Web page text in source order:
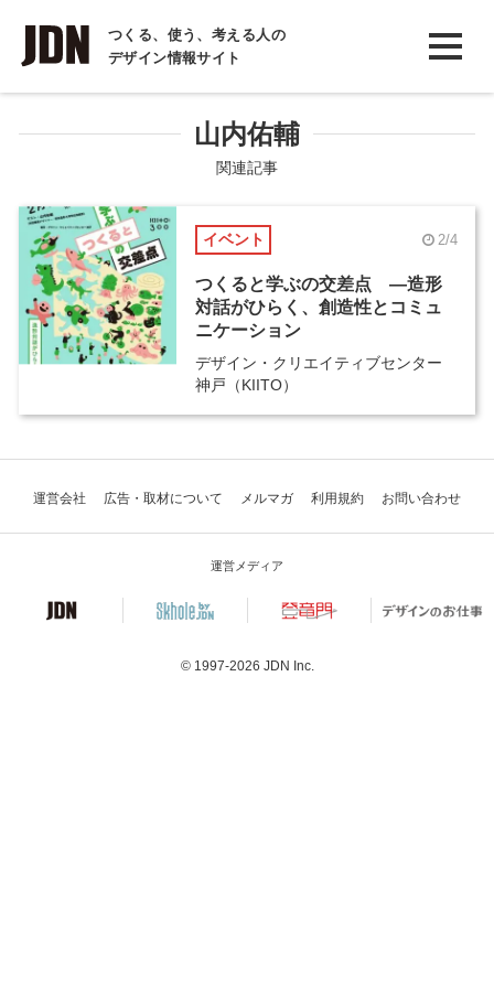
つくる、使う、考える人の
デザイン情報サイト
INTERVIEW
インタビュー
COLUMN
コラム
山内佑輔
関連記事
イベント 2/4
つくると学ぶの交差点 ―造形
対話がひらく、創造性とコミュ
ニケーション
デザイン・クリエイティブセンター
神戸（KIITO）
運営会社 広告・取材について メルマガ 利用規約 お問い合わせ
運営メディア
© 1997-2026 JDN Inc.